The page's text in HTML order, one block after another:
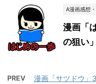
A漫画感想
漫画「
の狙い
PREV
漫画「サツドウ」